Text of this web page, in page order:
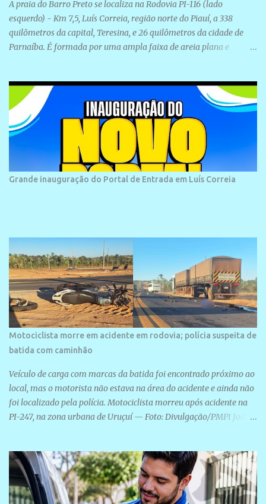
A praia do Barro Preto se localiza na Rodovia PI-116 (lado
esquerdo) - Km 7,5, Luís Correia, região norte do Piauí, a 338
quilômetros da capital, Teresina, e 26 quilômetros da cidade de
Parnaíba. É formada por uma ampla faixa de areia plana e
devido ao extensivo molhe de pedras que não chegam a 2 metros
de altura, não apresentando dunas em seu espaço geográfico. Não
se sabe ao certo porque a praia leva esse nome, e muitas das suas
historias foram esquecidas ao longo do tempo. A praia é
frequentada por moradores e turistas, em geral veranistas
piauienses e, em menor número, pessoas de estados vizinhos. O
bairro onde se localiza a praia é palco de amplos investimentos e
Grande inauguração do Portal de Entrada em Luís Correia
Motociclista morre em acidente em rodovia; polícia suspeita de
batida com caminhão
Veículo de carga com marcas da batida foi encontrado próximo ao
local, mas o motorista não estava na área do acidente e ainda não
foi localizado pela polícia. Motociclista morreu após acidente na
PI-247, na zona urbana de Uruçuí — Foto: Divulgação/PMPI João
A Polícia Militar informou que um caminhão com marcas de
colisão foi encontrado próximo ao local. Segundo o 10º Batalhão
da Polícia Militar (10º BPM), a equipe foi acionada por volta das 6h